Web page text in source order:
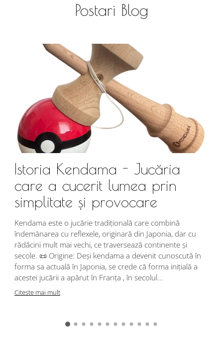
Postari Blog
Istoria Kendama - Jucăria
care a cucerit lumea prin
simplitate și provocare
Kendama este o jucărie tradițională care combină
îndemânarea cu reflexele, originară din Japonia, dar cu
rădăcini mult mai vechi, ce traversează continente și
secole. 📜 Origine: Deși kendama a devenit cunoscută în
forma sa actuală în Japonia, se crede că forma inițială a
acestei jucării a apărut în Franța , în secolul...
Citeste mai mult